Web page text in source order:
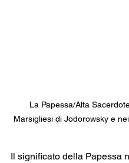
La Papessa/Alta
Marsigliesi di Jodorowsky e
Il significato della Papessa